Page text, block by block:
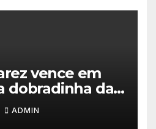
vence em
dobradinha da
ADMIN